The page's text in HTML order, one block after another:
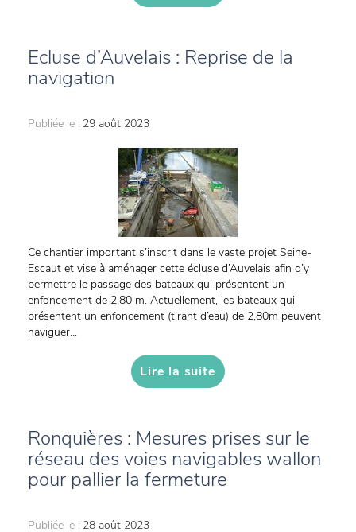
Ecluse d’Auvelais : Reprise de la
navigation
Publiée le : 29 août 2023
Ce chantier important s’inscrit dans le vaste projet Seine-
Escaut et vise à aménager cette écluse d’Auvelais afin d’y
permettre le passage des bateaux qui présentent un
enfoncement de 2,80 m. Actuellement, les bateaux qui
présentent un enfoncement (tirant d’eau) de 2,80m peuvent
naviguer...
Lire la suite
Ronquières : Mesures prises sur le
réseau des voies navigables wallon
pour pallier la fermeture
Publiée le : 28 août 2023